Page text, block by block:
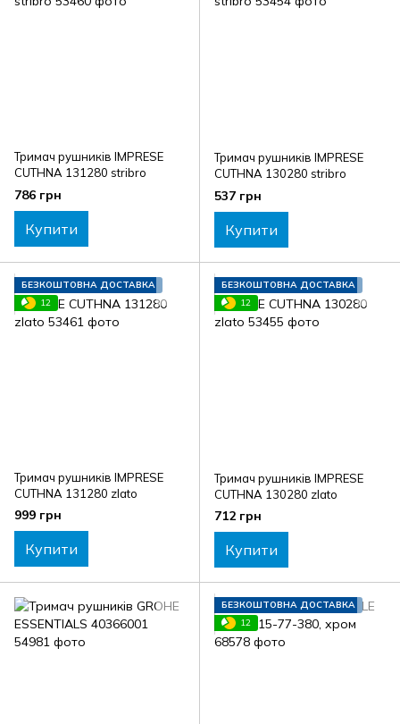
Тримач рушників IMPRESE
CUTHNA 131280 stribro
786 грн
Купити
Тримач рушників IMPRESE
CUTHNA 130280 stribro
537 грн
Купити
БЕЗКОШТОВНА ДОСТАВКА
12
Тримач рушників IMPRESE
CUTHNA 131280 zlato
999 грн
Купити
БЕЗКОШТОВНА ДОСТАВКА
12
Тримач рушників IMPRESE
CUTHNA 130280 zlato
712 грн
Купити
БЕЗКОШТОВНА ДОСТАВКА
12